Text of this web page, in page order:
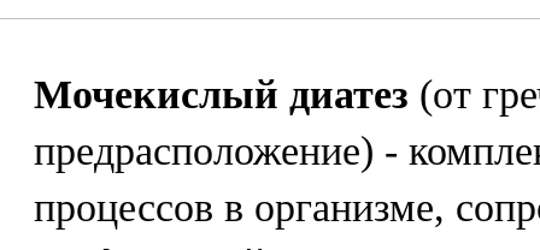
Мочекислый диатез (от
предрасположение) -
процессов в организме,